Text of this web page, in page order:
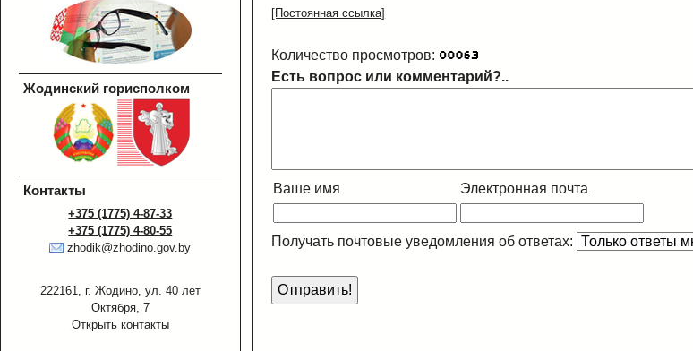
Жодинский горисполком
Контакты
+375 (1775) 4-87-33
+375 (1775) 4-80-55
zhodik@zhodino.gov.by
222161, г. Жодино, ул. 40 лет
Октября, 7
Открыть контакты
[Постоянная ссылка]
Количество просмотров:
Есть вопрос или комментарий?..
Ваше имя Электронная почта
Получать почтовые уведомления об ответах: